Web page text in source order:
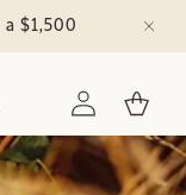
a $1,500
Iniciar
sesión
Carrito